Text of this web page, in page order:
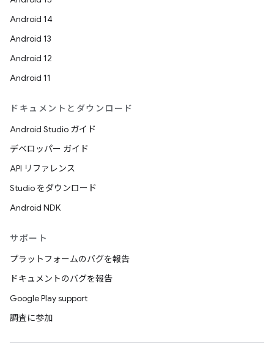
Android 14
Android 13
Android 12
Android 11
ドキュメントとダウンロード
Android Studio ガイド
デベロッパー ガイド
API リファレンス
Studio をダウンロード
Android NDK
サポート
プラットフォームのバグを報告
ドキュメントのバグを報告
Google Play support
調査に参加